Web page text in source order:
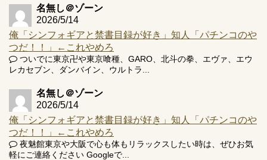
名無し＠ゾーン
2026/5/14
俺「シンフォギアと禁書目録が好き」知人「パチンコのや
つだ！！」←これやめろ
ついでに東京卍や東京喰種、GARO、北斗の拳、エヴァ、エウ
レカセブン、ダンバイン、ウルトラ...
名無し＠ゾーン
2026/5/14
俺「シンフォギアと禁書目録が好き」知人「パチンコのや
つだ！！」←これやめろ
夜魅館東京や大阪で心も体もリラックスしたい時は、ぜひお気
軽にご連絡ください Googleで...